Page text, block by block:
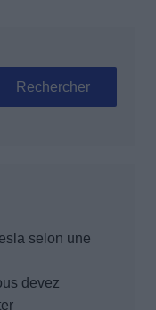
Rechercher
selon une
devez